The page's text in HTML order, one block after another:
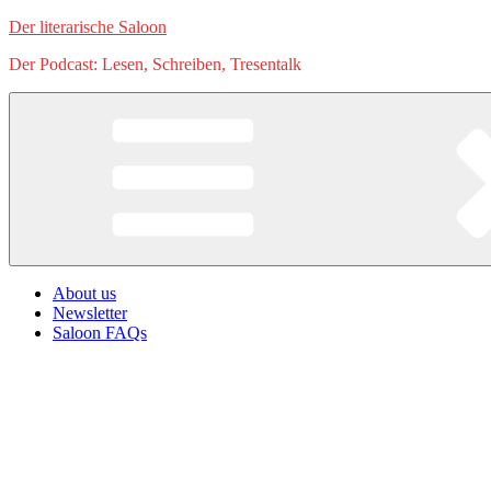
Zum
springen
Der literarische Saloon
Der Podcast: Lesen, Schreiben, Tresentalk
About us
Newsletter
Saloon FAQs